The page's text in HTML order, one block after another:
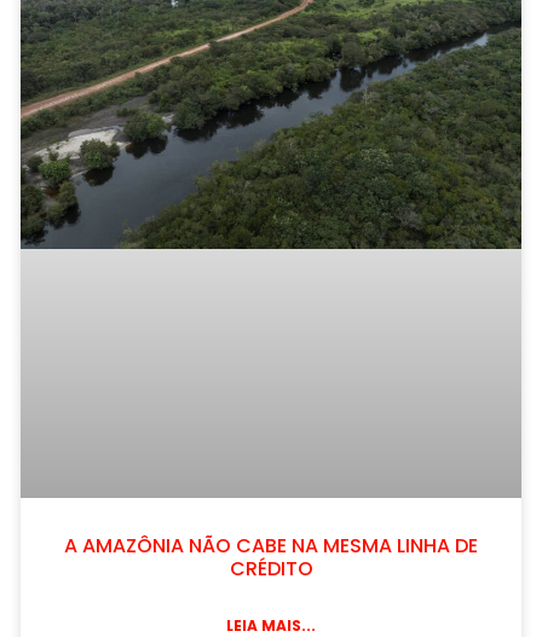
A AMAZÔNIA NÃO CABE NA MESMA LINHA DE
CRÉDITO
LEIA MAIS...